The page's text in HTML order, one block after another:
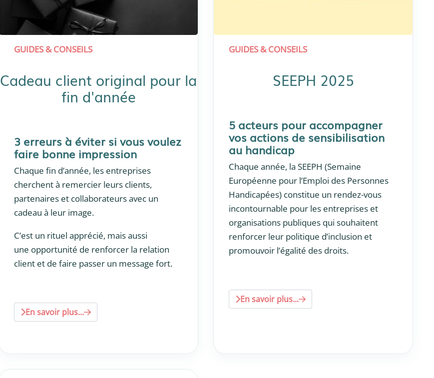
GUIDES & CONSEILS
Cadeau client original pour la
fin d'année
3 erreurs à éviter si vous voulez
faire bonne impression
Chaque fin d’année, les entreprises
cherchent à remercier leurs clients,
partenaires et collaborateurs avec un
cadeau à leur image.
C’est un rituel apprécié, mais aussi
une opportunité de renforcer la relation
client et de faire passer un message fort.
En savoir plus...
GUIDES & CONSEILS
SEEPH 2025
5 acteurs pour accompagner
vos actions de sensibilisation
au handicap
Chaque année, la SEEPH (Semaine
Européenne pour l’Emploi des Personnes
Handicapées) constitue un rendez-vous
incontournable pour les entreprises et
organisations publiques qui souhaitent
renforcer leur politique d’inclusion et
promouvoir l’égalité des droits.
En savoir plus...